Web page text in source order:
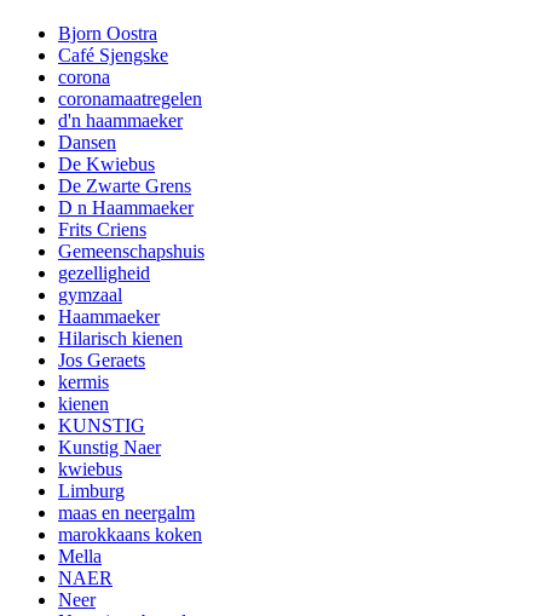
Bjorn Oostra
Café Sjengske
corona
coronamaatregelen
d'n haammaeker
Dansen
De Kwiebus
De Zwarte Grens
D n Haammaeker
Frits Criens
Gemeenschapshuis
gezelligheid
gymzaal
Haammaeker
Hilarisch kienen
Jos Geraets
kermis
kienen
KUNSTIG
Kunstig Naer
kwiebus
Limburg
maas en neergalm
marokkaans koken
Mella
NAER
Neer